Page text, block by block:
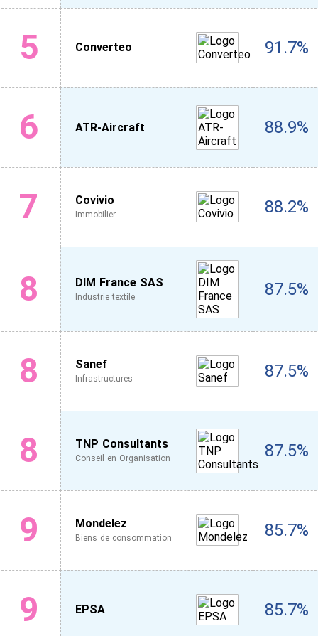
5 Converteo 91.7%
6 ATR-Aircraft 88.9%
7 Covivio
Immobilier 88.2%
8 DIM France SAS
Industrie textile 87.5%
8 Sanef
Infrastructures 87.5%
8 TNP Consultants
Conseil en Organisation 87.5%
9 Mondelez
Biens de consommation 85.7%
9 EPSA 85.7%